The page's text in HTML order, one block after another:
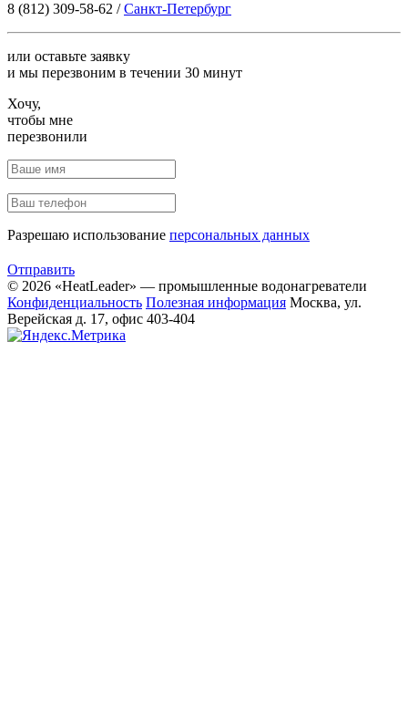
8 (812) 309-58-62 /Санкт-Петербург
или оставьте заявку
и мы перезвоним в течении 30 минут
Хочу,
чтобы мне
перезвонили
Разрешаю использование персональных данных
Отправить
© 2026 «HeatLeader» — промышленные водонагреватели
Конфиденциальность Полезная информация Москва, ул.
Верейская д. 17, офис 403-404